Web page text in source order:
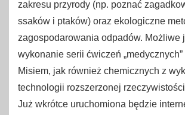
zakresu przyrody (np. poznać
ssaków i ptaków) oraz ekologiczne
zagospodarowania odpadów. Możliwe
wykonanie serii ćwiczeń
Misiem, jak również chemicznych z
technologii rozszerzonej
Już wkrótce uruchomiona będzie